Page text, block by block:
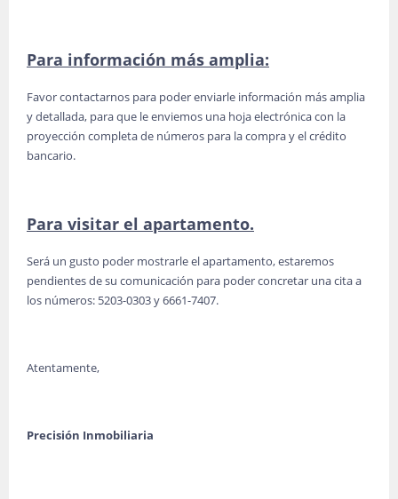
Para información más amplia:
Favor contactarnos para poder enviarle información más amplia
y detallada, para que le enviemos una hoja electrónica con la
proyección completa de números para la compra y el crédito
bancario.
Para visitar el apartamento.
Será un gusto poder mostrarle el apartamento, estaremos
pendientes de su comunicación para poder concretar una cita a
los números: 5203-0303 y 6661-7407.
Atentamente,
Precisión Inmobiliaria